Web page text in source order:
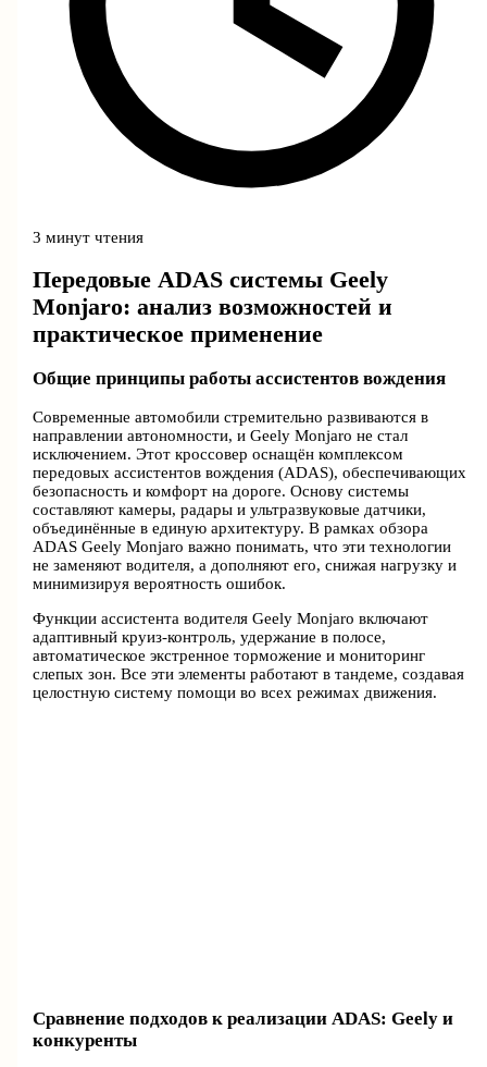
3 минут чтения
Передовые ADAS системы Geely
Monjaro: анализ возможностей и
практическое применение
Общие принципы работы ассистентов вождения
Современные автомобили стремительно развиваются в
направлении автономности, и Geely Monjaro не стал
исключением. Этот кроссовер оснащён комплексом
передовых ассистентов вождения (ADAS), обеспечивающих
безопасность и комфорт на дороге. Основу системы
составляют камеры, радары и ультразвуковые датчики,
объединённые в единую архитектуру. В рамках обзора
ADAS Geely Monjaro важно понимать, что эти технологии
не заменяют водителя, а дополняют его, снижая нагрузку и
минимизируя вероятность ошибок.
Функции ассистента водителя Geely Monjaro включают
адаптивный круиз-контроль, удержание в полосе,
автоматическое экстренное торможение и мониторинг
слепых зон. Все эти элементы работают в тандеме, создавая
целостную систему помощи во всех режимах движения.
Сравнение подходов к реализации ADAS: Geely и
конкуренты